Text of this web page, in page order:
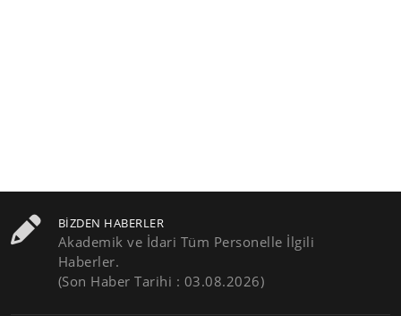
BIZDEN HABERLER
Akademik ve İdari Tüm Personelle İlgili
Haberler.
(Son Haber Tarihi : 03.08.2026)